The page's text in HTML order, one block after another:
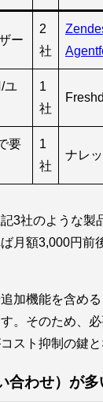
ー
2
社
ユ
1
社
要
1
社
ナレ
3社のような製
月額3,000円前
加機能を含め
。そのため、
スト抑制の鍵と
合わせ）が多